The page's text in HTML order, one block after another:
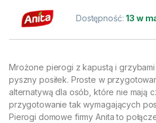
Dostępność:13 w
Mrożone pierogi z kapustą i
pyszny posiłek. Proste w
alternatywą dla osób, które nie mają
przygotowanie tak wymagających
Pierogi domowe firmy Anita to